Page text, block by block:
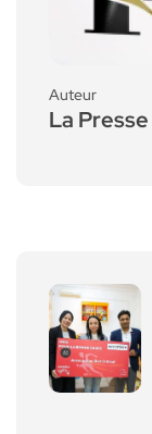
Auteur
La Presse